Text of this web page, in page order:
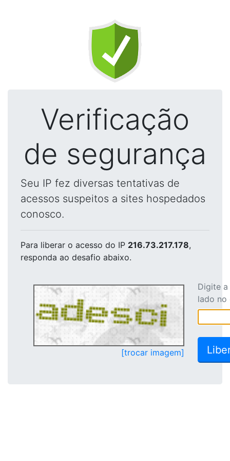
Verificação
de segurança
Seu IP fez diversas tentativas de
acessos suspeitos a sites hospedados
conosco.
Para liberar o acesso do IP 216.73.217.178,
responda ao desafio abaixo.
[trocar imagem]
Digite
lado no